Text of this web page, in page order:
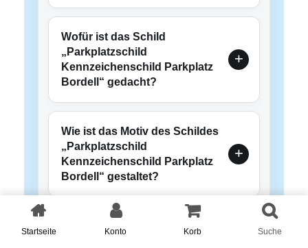
Wofür ist das Schild
„Parkplatzschild
Kennzeichenschild Parkplatz
Bordell“ gedacht?
Wie ist das Motiv des Schildes
„Parkplatzschild
Kennzeichenschild Parkplatz
Bordell“ gestaltet?
Kann der vorhandene Text
Startseite Konto Korb Suche